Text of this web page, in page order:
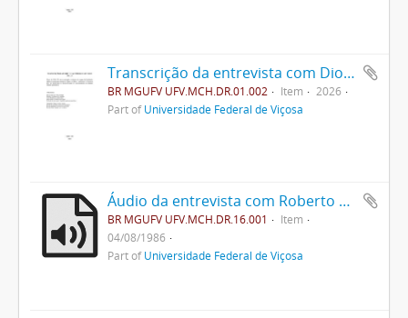
Transcrição da entrevista com Diogo Alves de Mello
BR MGUFV UFV.MCH.DR.01.002 Item
2026
Part ofUniversidade Federal de Viçosa
Áudio da entrevista com Roberto da Silva Ramalho
BR MGUFV UFV.MCH.DR.16.001
Item
04/08/1986
Part ofUniversidade Federal de Viçosa